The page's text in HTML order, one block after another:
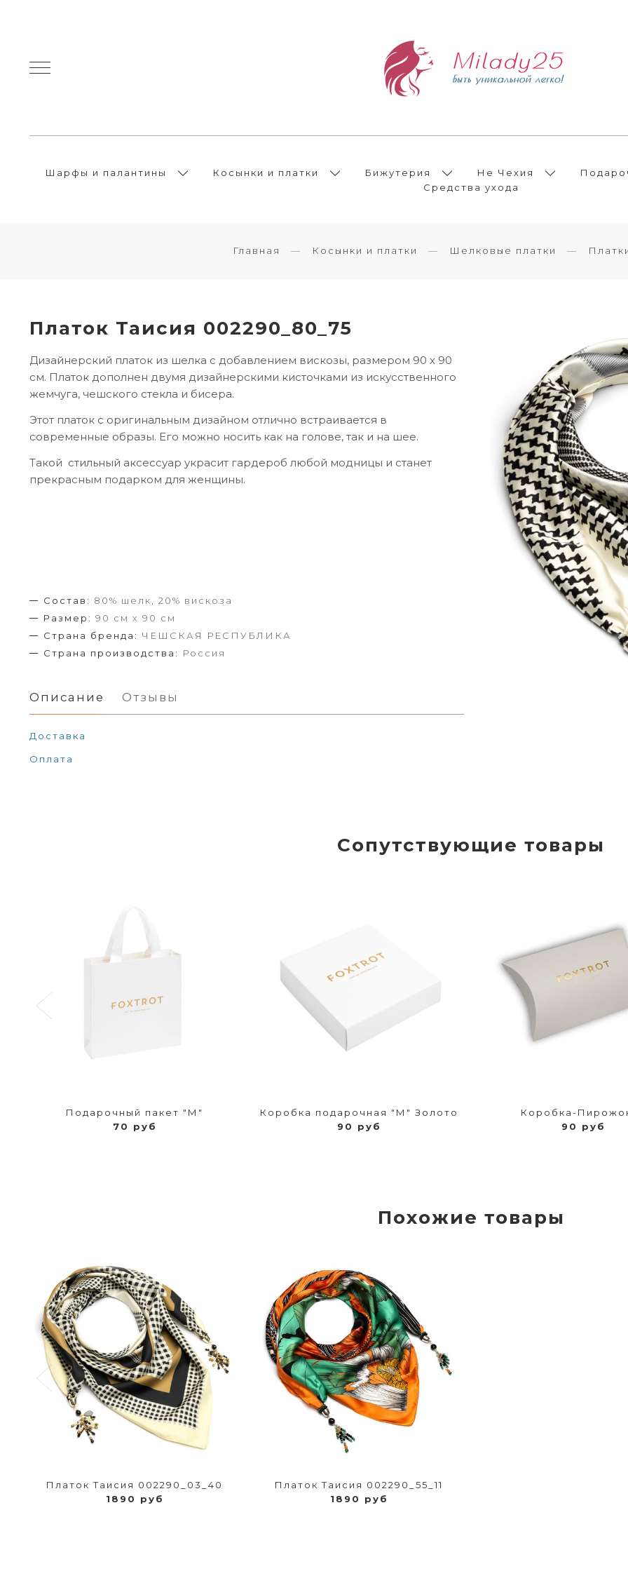
Шарфы и палантины Косынки и платки Бижутерия Не Чехия
Средства ухода
Главная Косынки и платки Шелковые платки
Платок Таисия 002290_80_75
Дизайнерский платок из шелка с добавлением вискозы, размером 90 х 90
см. Платок дополнен двумя дизайнерскими кисточками из искусственного
жемчуга, чешского стекла и бисера.
Этот платок с оригинальным дизайном отлично встраивается в
современные образы. Его можно носить как на голове, так и на шее.
Такой стильный аксессуар украсит гардероб любой модницы и станет
прекрасным подарком для женщины.
Состав: 80% шелк, 20% вискоза
Размер: 90 см х 90 см
Страна бренда: ЧЕШСКАЯ РЕСПУБЛИКА
Страна производства:
Россия
Описание Отзывы
Доставка
Оплата
Сопутствующие товары
Подарочный пакет "М"
70 руб
Коробка подарочная "М" Золото
90 руб
Коробка-
90 руб
Похожие товары
Платок Таисия 002290_03_40
1890 руб
Платок Таисия 002290_55_11
1890 руб